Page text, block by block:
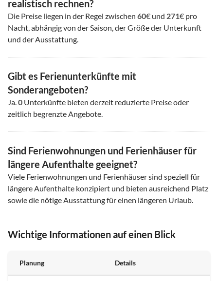
realistisch rechnen?
Die Preise liegen in der Regel zwischen 60€ und 271€ pro
Nacht, abhängig von der Saison, der Größe der Unterkunft
und der Ausstattung.
Gibt es Ferienunterkünfte mit
Sonderangeboten?
Ja.0 Unterkünfte bieten derzeit reduzierte Preise oder
zeitlich begrenzte Angebote.
Sind Ferienwohnungen und Ferienhäuser für
längere Aufenthalte geeignet?
Viele Ferienwohnungen und Ferienhäuser sind speziell für
längere Aufenthalte konzipiert und bieten ausreichend Platz
sowie die nötige Ausstattung für einen längeren Urlaub.
Wichtige Informationen auf einen Blick
Planung Details